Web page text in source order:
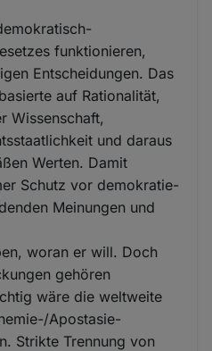
funktionieren,
Entscheidungen. Das
auf Rationalität,
Wissenschaft,
und daraus
Werten. Damit
Schutz vor demokratie-
Meinungen und
woran er will. Doch
gehören
wäre die weltweite
Apostasie-
Strikte Trennung von